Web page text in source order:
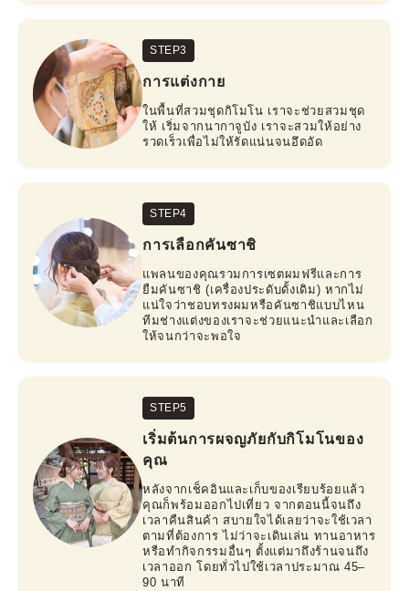
STEP3
การแต่งกาย
ในพื้นที่สวมชุดกิโมโน เราจะช่วยสวมชุด
ให้ เริ่มจากนากาจูบัง เราจะสวมให้อย่าง
รวดเร็วเพื่อไม่ให้รัดแน่นจนอึดอัด
STEP4
การเลือกคันซาชิ
แพลนของคุณรวมการเซตผมฟรีและการ
ยืมคันซาชิ (เครื่องประดับดั้งเดิม) หากไม่
แน่ใจว่าชอบทรงผมหรือคันซาชิแบบไหน
ทีมช่างแต่งของเราจะช่วยแนะนำและเลือก
ให้จนกว่าจะพอใจ
STEP5
เริ่มต้นการผจญภัยกับกิโมโนของ
คุณ
หลังจากเช็คอินและเก็บของเรียบร้อยแล้ว
คุณก็พร้อมออกไปเที่ยว จากตอนนี้จนถึง
เวลาคืนสินค้า สบายใจได้เลยว่าจะใช้เวลา
ตามที่ต้องการ ไม่ว่าจะเดินเล่น ทานอาหาร
หรือทำกิจกรรมอื่นๆ ตั้งแต่มาถึงร้านจนถึง
เวลาออก โดยทั่วไปใช้เวลาประมาณ 45–
90 นาที